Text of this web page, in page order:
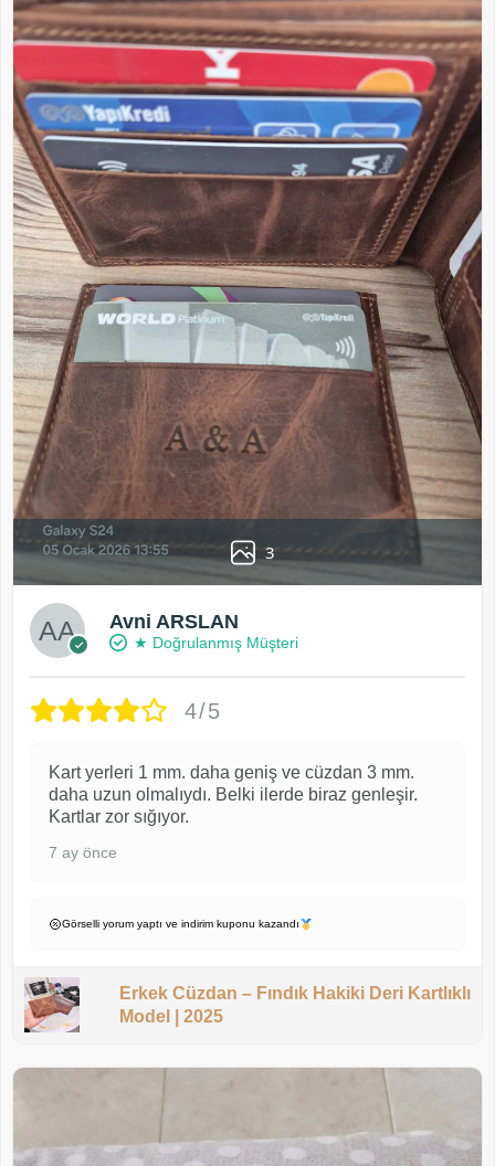
3
Avni ARSLAN
★ Doğrulanmış Müşteri
4/5
Kart yerleri 1 mm. daha geniş ve cüzdan 3 mm.
daha uzun olmalıydı. Belki ilerde biraz genleşir.
Kartlar zor sığıyor.
7 ay önce
Görselli yorum yaptı ve indirim kuponu kazandı
Erkek Cüzdan – Fındık Hakiki Deri Kartlıklı
Model | 2025